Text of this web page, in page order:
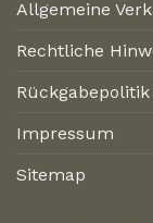
Allgemeine
Rechtliche
Rückgabepolitik
Impressum
Sitemap